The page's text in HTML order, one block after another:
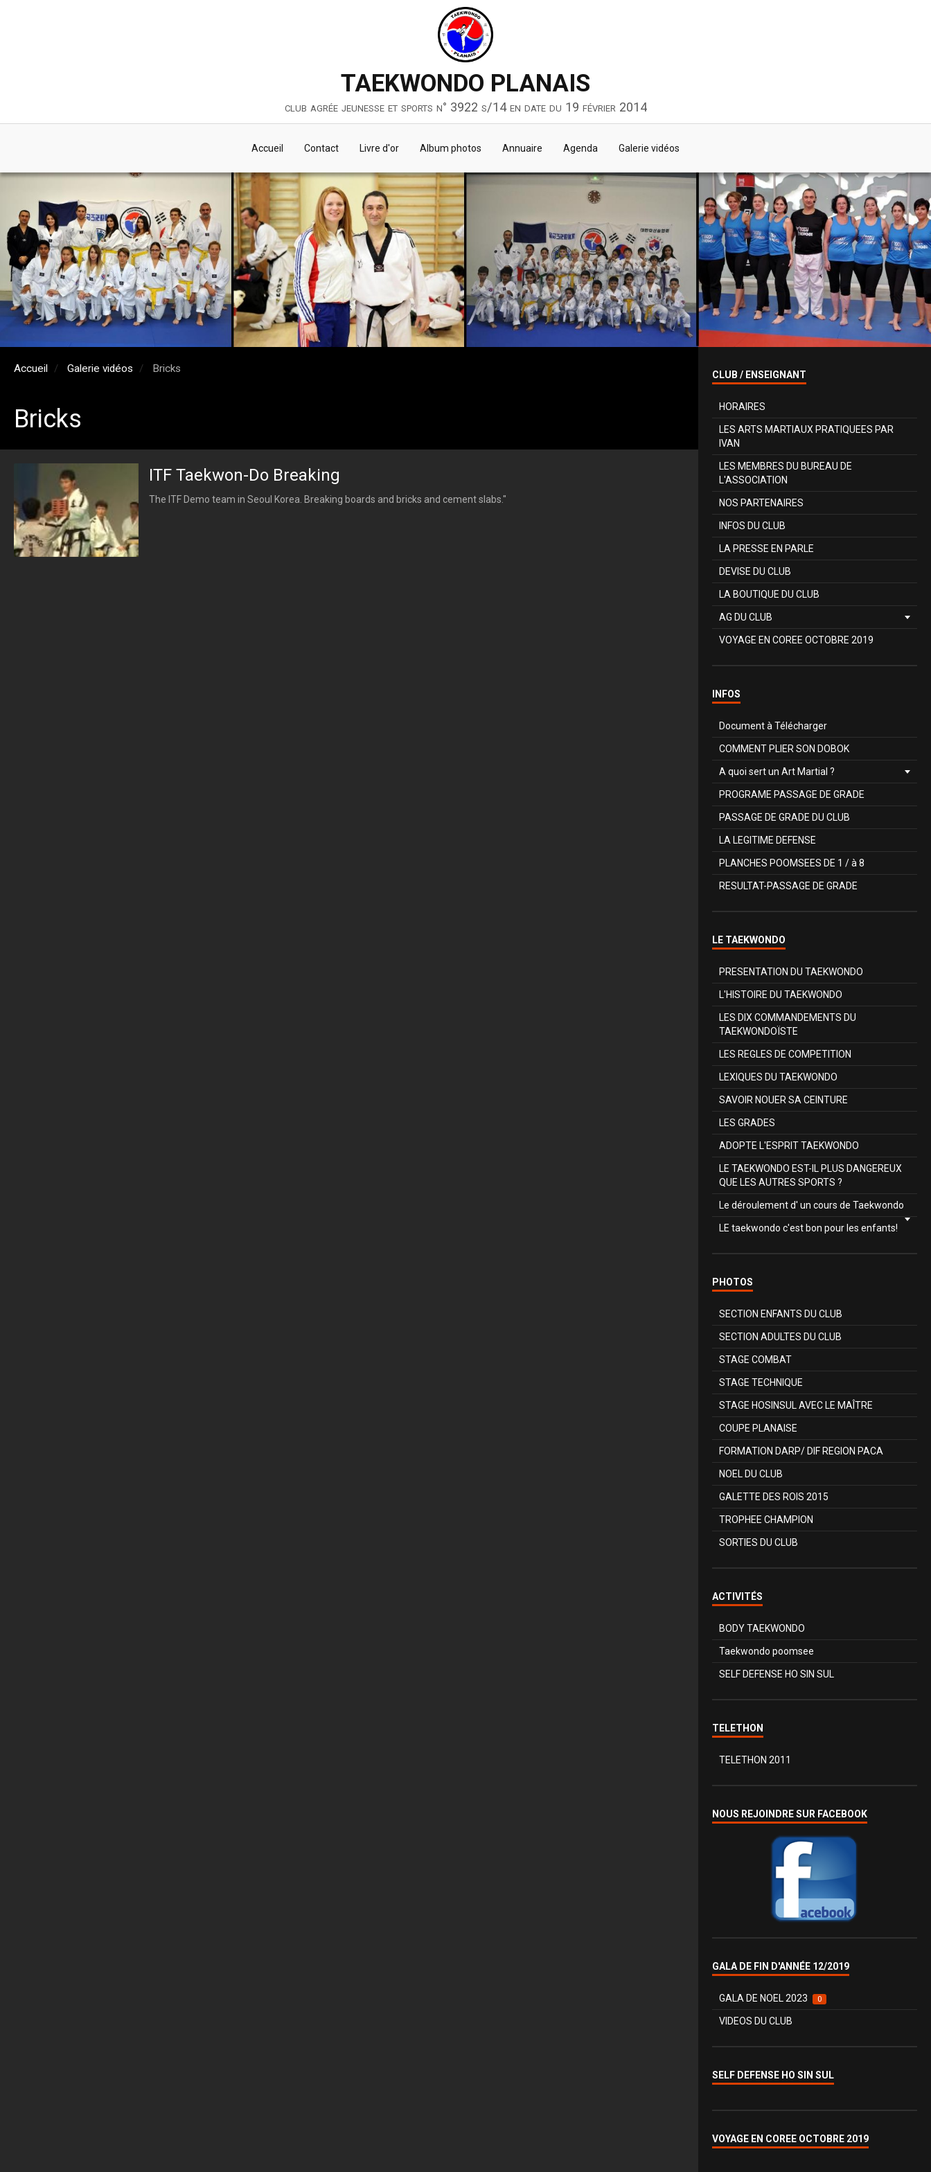
TAEKWONDO PLANAIS
club agrée jeunesse et sports n° 3922 s/14 en date du 19 février 2014
Accueil Contact Livre d'or Album photos Annuaire Agenda Galerie vidéos
Accueil Galerie vidéos Bricks
Bricks
ITF Taekwon-Do Breaking
The ITF Demo team in Seoul Korea. Breaking boards and bricks and cement slabs."
CLUB / ENSEIGNANT
HORAIRES
LES ARTS MARTIAUX PRATIQUEES PAR
IVAN
LES MEMBRES DU BUREAU DE
L'ASSOCIATION
NOS PARTENAIRES
INFOS DU CLUB
LA PRESSE EN PARLE
DEVISE DU CLUB
LA BOUTIQUE DU CLUB
AG DU CLUB
VOYAGE EN COREE OCTOBRE 2019
INFOS
Document à Télécharger
COMMENT PLIER SON DOBOK
A quoi sert un Art Martial ?
PROGRAME PASSAGE DE GRADE
PASSAGE DE GRADE DU CLUB
LA LEGITIME DEFENSE
PLANCHES POOMSEES DE 1 / à 8
RESULTAT-PASSAGE DE GRADE
LE TAEKWONDO
PRESENTATION DU TAEKWONDO
L'HISTOIRE DU TAEKWONDO
LES DIX COMMANDEMENTS DU
TAEKWONDOÏSTE
LES REGLES DE COMPETITION
LEXIQUES DU TAEKWONDO
SAVOIR NOUER SA CEINTURE
LES GRADES
ADOPTE L'ESPRIT TAEKWONDO
LE TAEKWONDO EST-IL PLUS DANGEREUX
QUE LES AUTRES SPORTS ?
Le déroulement d' un cours de Taekwondo
LE taekwondo c'est bon pour les enfants!
PHOTOS
SECTION ENFANTS DU CLUB
SECTION ADULTES DU CLUB
STAGE COMBAT
STAGE TECHNIQUE
STAGE HOSINSUL AVEC LE MAÎTRE
COUPE PLANAISE
FORMATION DARP/ DIF REGION PACA
NOEL DU CLUB
GALETTE DES ROIS 2015
TROPHEE CHAMPION
SORTIES DU CLUB
ACTIVITÉS
BODY TAEKWONDO
Taekwondo poomsee
SELF DEFENSE HO SIN SUL
TELETHON
TELETHON 2011
NOUS REJOINDRE SUR FACEBOOK
GALA DE FIN D'ANNÉE 12/2019
GALA DE NOEL 2023 0
VIDEOS DU CLUB
SELF DEFENSE HO SIN SUL
VOYAGE EN COREE OCTOBRE 2019